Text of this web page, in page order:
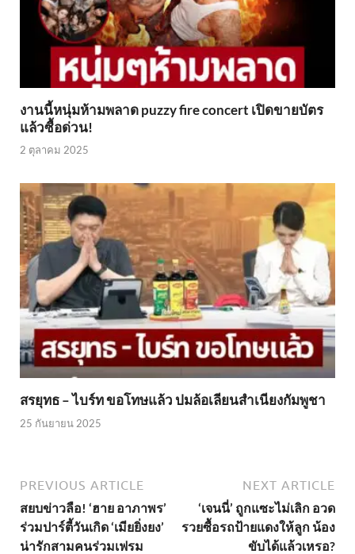
งานนี้หนุ่มห้ามพลาด puzzy fire concert เปิดขายบัตร
แล้วซื้อด่วน!
2 ตุลาคม 2025
สรยุทธ – ไบร์ท ขอโทษแล้ว ปมล้อเลียนสำเนียงกัมพูชา
25 กันยายน 2025
PREVIOUS ARTICLE
สยบข่าวลือ! ‘ฮาย อาภาพร’
ร่วมปาร์ตี้วันเกิด ‘เมียยิ่งยง’
น่ารักสามคนร่วมเฟรม
NEXT ARTICLE
‘เจนนี่’ ถูกแซะไม่เลิก อวด
รวยซื้อรถป้ายแดงให้ลูก น้อง
ขับได้แล้วเหรอ?